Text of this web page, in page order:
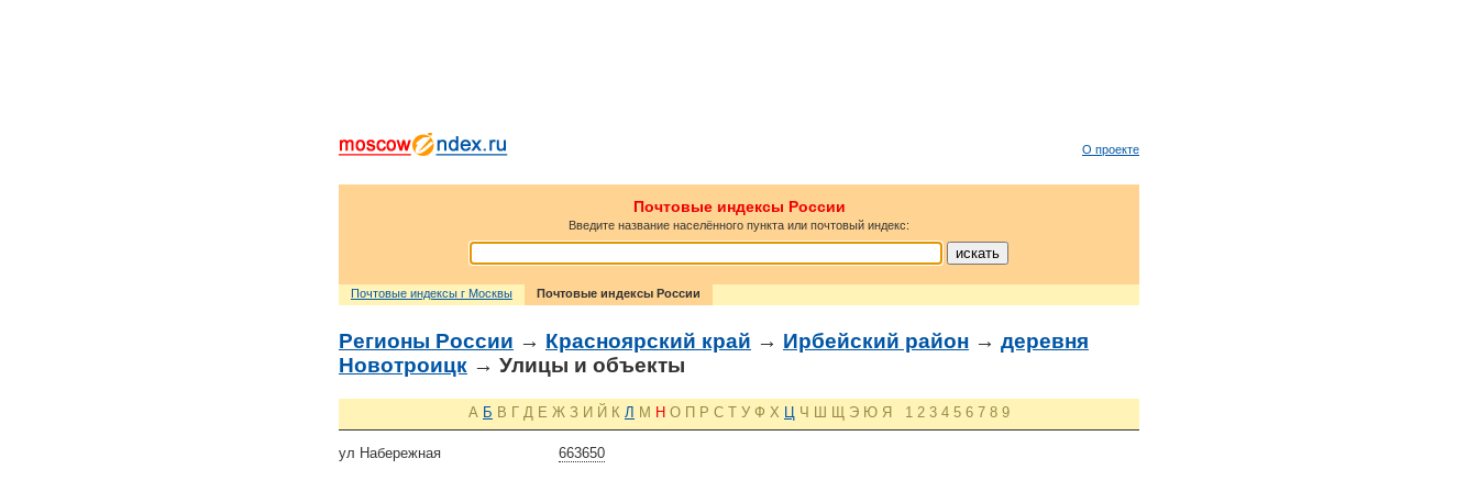
О проекте
Почтовые индексы России
Введите название населённого пункта или почтовый индекс:
Почтовые индексы г Москвы Почтовые индексы России
Регионы России → Красноярский край → Ирбейский район → деревня
Новотроицк → Улицы и объекты
А Б В Г Д Е Ж З И Й К Л М Н О П Р С Т У Ф Х Ц Ч Ш Щ Э Ю Я 1 2 3 4 5 6 7 8 9
663650
ул Набережная